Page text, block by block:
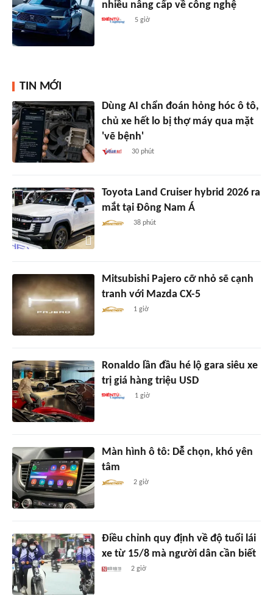
nhiều nâng cấp về công nghệ
5 giờ
TIN MỚI
Dùng AI chẩn đoán hỏng hóc ô tô,
chủ xe hết lo bị thợ máy qua mặt
'vẽ bệnh'
30 phút
Toyota Land Cruiser hybrid 2026 ra
mắt tại Đông Nam Á
38 phút
Mitsubishi Pajero cỡ nhỏ sẽ cạnh
tranh với Mazda CX-5
1 giờ
Ronaldo lần đầu hé lộ gara siêu xe
trị giá hàng triệu USD
1 giờ
Màn hình ô tô: Dễ chọn, khó yên
tâm
2 giờ
Điều chỉnh quy định về độ tuổi lái
xe từ 15/8 mà người dân cần biết
2 giờ